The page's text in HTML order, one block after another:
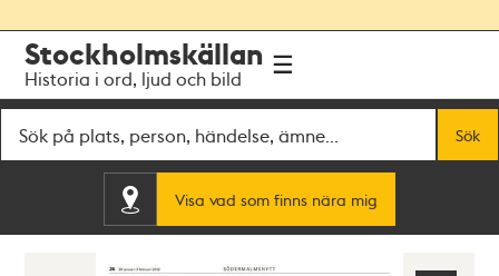
navigationen
huvudinnehållet
Stockholmskällan
Historia i ord, ljud och bild
Sök
Visa vad som finns nära mig